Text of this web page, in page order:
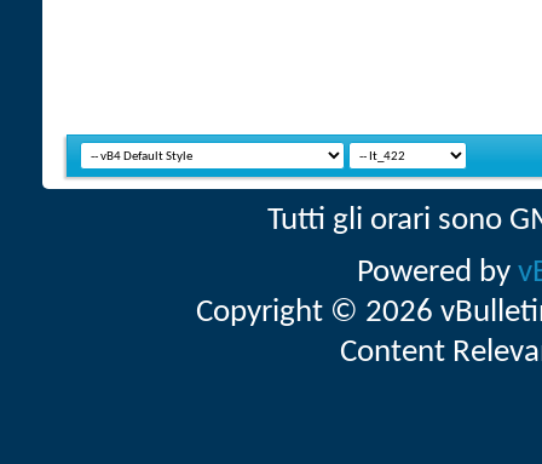
Tutti gli orari sono
Powered by
Copyright © 2026
Content